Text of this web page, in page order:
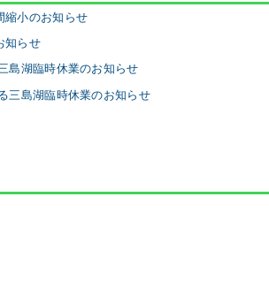
縮小のお知らせ
知らせ
島湖臨時休業のお知らせ
三島湖臨時休業のお知らせ